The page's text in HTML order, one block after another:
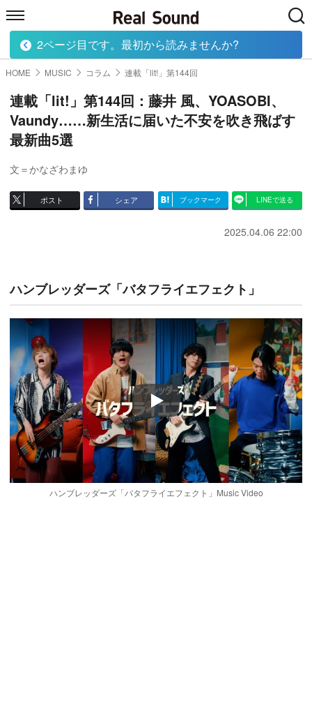
HOME MUSIC MOVIE TECH
HOME MUSIC コラム 連載「lit!」第144回
連載「lit!」第144回：藤井 風、YOASOBI、
Vaundy……新生活に届いた不安を吹き飛ばす
最新曲5選
文＝かなざわまゆ
ポスト シェア ブックマーク LINEで送る
2025.04.06 22:00
ハンブレッダーズ「バタフライエフェクト」
Play
ハンブレッダーズ「バタフライエフェクト」Music Video
2ページ目です。最初から読みませんか?